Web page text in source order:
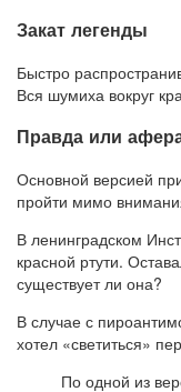
Закат легенды
Быстро
Вся шумиха вокруг
Правда или
Основной версией
пройти мимо
В ленинградском
красной ртути.
существует ли она?
В случае с
хотел «светиться»
По одной из